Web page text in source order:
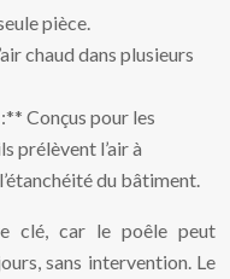
pièce.
chaud dans plusieurs
Conçus pour les
prélèvent l’air à
du bâtiment.
clé, car le poêle peut
sans intervention. Le